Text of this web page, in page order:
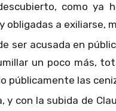
como ya
obligadas a exiliarse,
ser acusada en
un poco más,
públicamente las
y con la subida de